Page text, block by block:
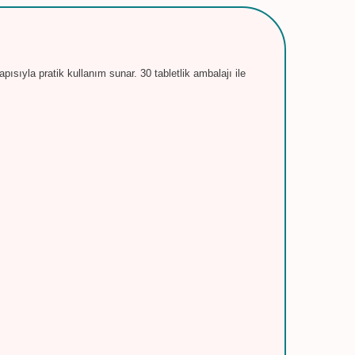
pratik kullanım sunar. 30 tabletlik ambalajı ile